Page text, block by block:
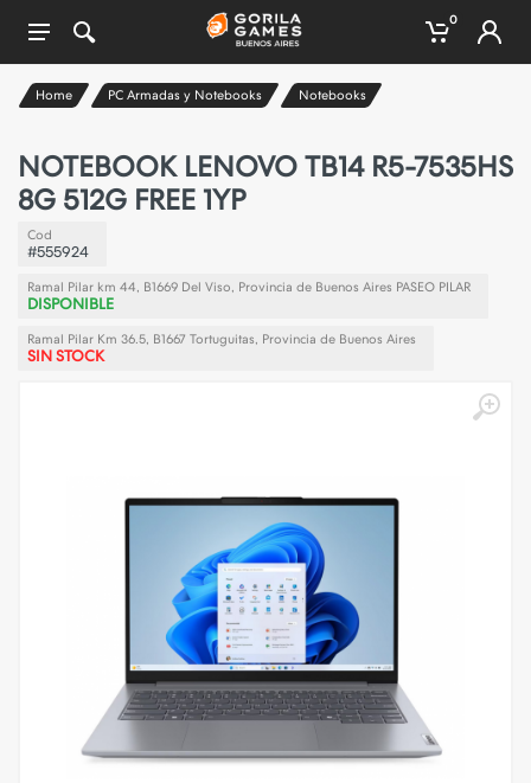
0
Home PC Armadas y Notebooks Notebooks
NOTEBOOK LENOVO TB14 R5-7535HS
8G 512G FREE 1YP
Cod
#555924
Ramal Pilar km 44, B1669 Del Viso, Provincia de Buenos Aires PASEO PILAR
DISPONIBLE
Ramal Pilar Km 36.5, B1667 Tortuguitas, Provincia de Buenos Aires
SIN STOCK